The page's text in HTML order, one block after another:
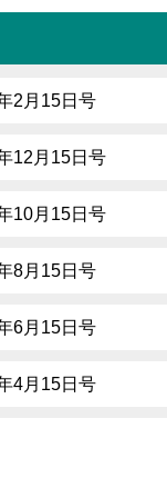
2月15日号
12月15日号
10月15日号
8月15日号
6月15日号
4月15日号